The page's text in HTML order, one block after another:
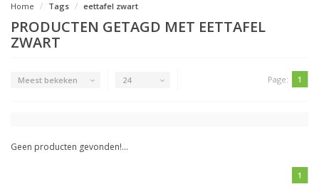
Home Tags eettafel zwart
PRODUCTEN GETAGD MET EETTAFEL
ZWART
Meest bekeken 24 Page: 1
Geen producten gevonden!...
1